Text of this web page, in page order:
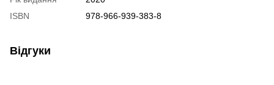
ISBN
978-966-939-383-8
Відгуки